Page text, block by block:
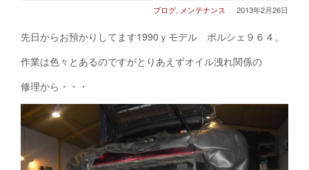
2013年2月26日
ブログ, メンテナンス
先日からお預かりしてます1990ｙモデル ポルシェ９６４。
作業は色々とあるのですがとりあえずオイル洩れ関係の
修理から・・・